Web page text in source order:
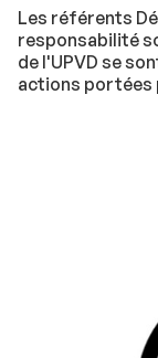
Les référents
responsabilité
de l'UPVD se
actions portées